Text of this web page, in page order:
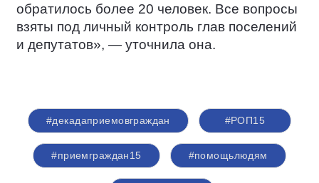
обратилось более 20 человек. Все вопросы
взяты под личный контроль глав поселений
и депутатов», — уточнила она.
#декадаприемовграждан #РОП15
#приемграждан15 #помощьлюдям